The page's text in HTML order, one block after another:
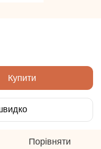
Купити
Порівняти